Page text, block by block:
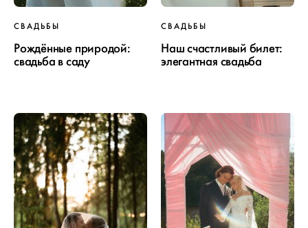
СВАДЬБЫ
Рождённые природой:
свадьба в саду
СВАДЬБЫ
Наш счастливый билет:
элегантная свадьба